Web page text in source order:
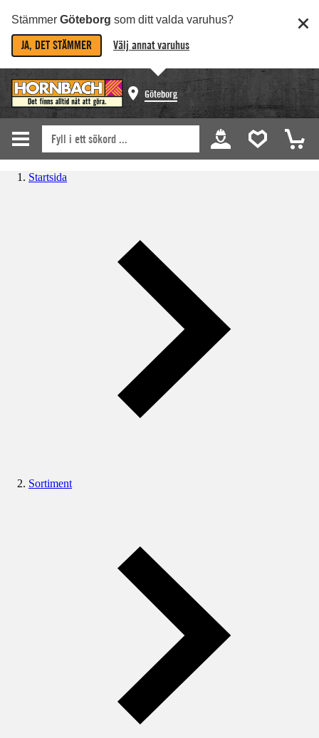
Stämmer Göteborg som ditt valda varuhus?
JA, DET STÄMMER Välj annat varuhus
Göteborg
Startsida
Sortiment